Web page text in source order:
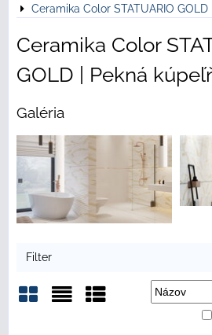
Ceramika Color STATUARIO GOLD
Ceramika Color
GOLD | Pekná
Galéria
Filter